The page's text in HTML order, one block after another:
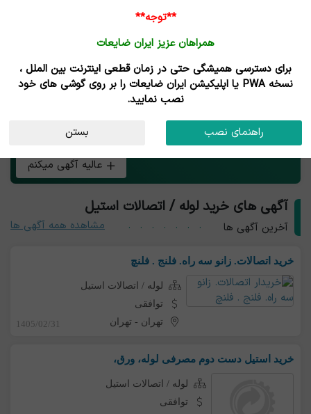
خرید و فروش لوله / اتصالات استیل
هر چی بار لوله / اتصالات استیل داری همین الان رایگان آگهی
کن و طعم تجارت آنلاین رو بچش!
عالیه آگهی میکنم
آگهی های خرید لوله / اتصالات استیل
آخرین آگهی ها مشاهده همه آگهی ها
خرید اتصالات. زانو سه راه. فلنج . فلنچ
لوله / اتصالات استیل
توافقی
تهران -تهران 1405/02/31
خرید استیل دست دوم مصرفی لوله، ورق،
لوله / اتصالات استیل
توافقی
**توجه**
همراهان عزیز ایران ضایعات
برای دسترسی همیشگی حتی در زمان قطعی اینترنت بین الملل ،
نسخه PWA یا اپلیکیشن ایران ضایعات را بر روی گوشی های خود
نصب نمایید.
راهنمای نصب بستن